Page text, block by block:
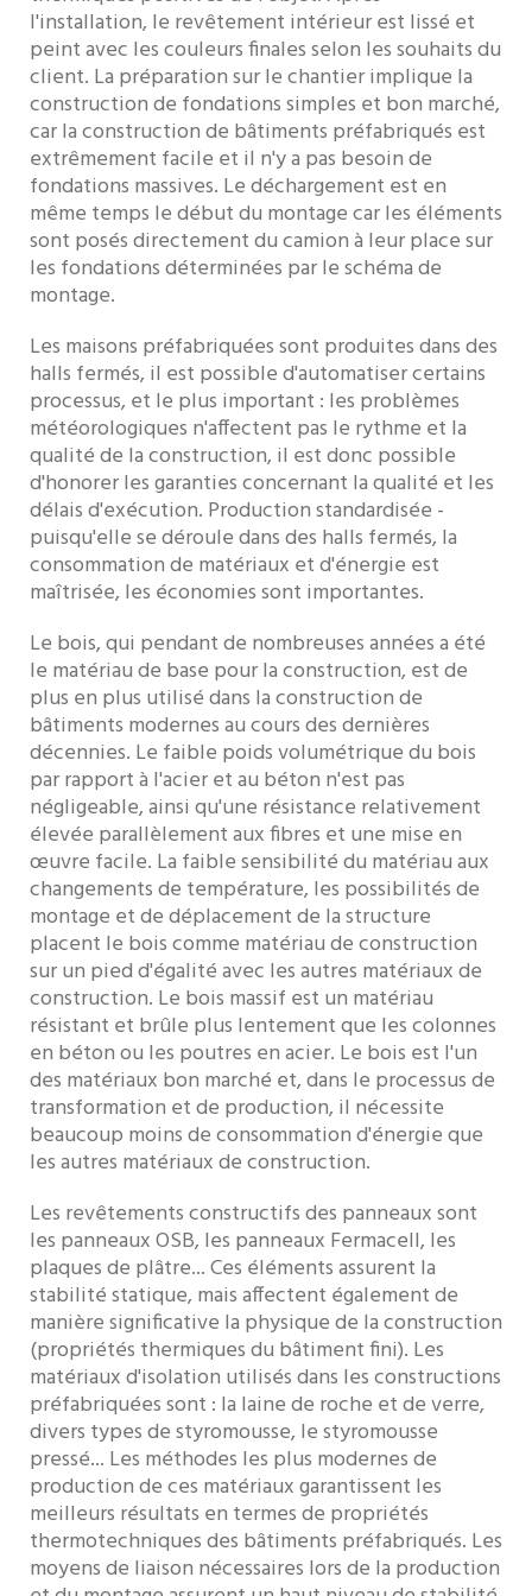
l'installation, le revêtement intérieur est lissé et
peint avec les couleurs finales selon les souhaits du
client. La préparation sur le chantier implique la
construction de fondations simples et bon marché,
car la construction de bâtiments préfabriqués est
extrêmement facile et il n'y a pas besoin de
fondations massives. Le déchargement est en
même temps le début du montage car les éléments
sont posés directement du camion à leur place sur
les fondations déterminées par le schéma de
montage.
Les maisons préfabriquées sont produites dans des
halls fermés, il est possible d'automatiser certains
processus, et le plus important : les problèmes
météorologiques n'affectent pas le rythme et la
qualité de la construction, il est donc possible
d'honorer les garanties concernant la qualité et les
délais d'exécution. Production standardisée -
puisqu'elle se déroule dans des halls fermés, la
consommation de matériaux et d'énergie est
maîtrisée, les économies sont importantes.
Le bois, qui pendant de nombreuses années a été
le matériau de base pour la construction, est de
plus en plus utilisé dans la construction de
bâtiments modernes au cours des dernières
décennies. Le faible poids volumétrique du bois
par rapport à l'acier et au béton n'est pas
négligeable, ainsi qu'une résistance relativement
élevée parallèlement aux fibres et une mise en
œuvre facile. La faible sensibilité du matériau aux
changements de température, les possibilités de
montage et de déplacement de la structure
placent le bois comme matériau de construction
sur un pied d'égalité avec les autres matériaux de
construction. Le bois massif est un matériau
résistant et brûle plus lentement que les colonnes
en béton ou les poutres en acier. Le bois est l'un
des matériaux bon marché et, dans le processus de
transformation et de production, il nécessite
beaucoup moins de consommation d'énergie que
les autres matériaux de construction.
Les revêtements constructifs des panneaux sont
les panneaux OSB, les panneaux Fermacell, les
plaques de plâtre... Ces éléments assurent la
stabilité statique, mais affectent également de
manière significative la physique de la construction
(propriétés thermiques du bâtiment fini). Les
matériaux d'isolation utilisés dans les constructions
préfabriquées sont : la laine de roche et de verre,
divers types de styromousse, le styromousse
pressé... Les méthodes les plus modernes de
production de ces matériaux garantissent les
meilleurs résultats en termes de propriétés
thermotechniques des bâtiments préfabriqués. Les
moyens de liaison nécessaires lors de la production